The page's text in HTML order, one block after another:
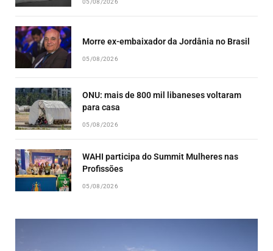
05/08/2026
Morre ex-embaixador da Jordânia no Brasil
05/08/2026
ONU: mais de 800 mil libaneses voltaram
para casa
05/08/2026
WAHI participa do Summit Mulheres nas
Profissões
05/08/2026